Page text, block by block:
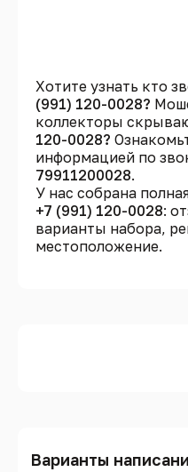
Хотите узнать кто
(991) 120-0028?
коллекторы
120-0028?
информацией по
79911200028.
У нас собрана
+7 (991) 120-0028:
варианты набора,
местоположение.
Варианты